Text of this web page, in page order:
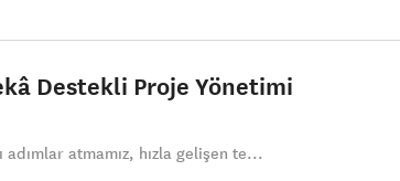
Destekli Proje Yönetimi
atmamız, hızla gelişen te...